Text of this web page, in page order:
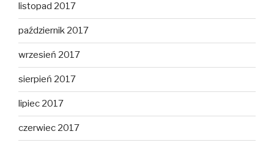
listopad 2017
październik 2017
wrzesień 2017
sierpień 2017
lipiec 2017
czerwiec 2017